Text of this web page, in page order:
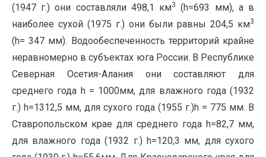
(1947 г.) они составляли 498,1 км3
(h=693 мм), а в
наиболее сухой (1975 г.) они были равны 204,5 км3
(h= 347 мм). Водообеспеченность территорий крайне
неравномерно в субъектах юга России. В Республике
Северная Осетия-Алания они составляют для
среднего года h = 1000мм, для влажного года (1932
г.) h=1312,5 мм, для сухого года (1955 г.)h = 775 мм. В
Ставропольском крае для среднего года h=82,7 мм,
для влажного года (1932 г.) h=120,3 мм, для сухого